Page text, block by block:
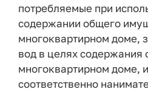
потребляемые при
содержании общего
многоквартирном доме,
вод в целях содержания
многоквартирном доме,
соответственно